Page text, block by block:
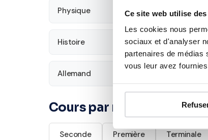
Ce site web utilise des
Les cookies nous
sociaux et d'analyser
partenaires de médias
vous leur avez
Physique SVT
Histoire
Allemand
Cours par niveau
Seconde Première Terminale